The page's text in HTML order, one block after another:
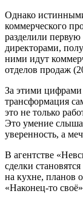
Однако
коммерческого
разделили
директорами,
ними идут
отделов продаж
За этими цифрами
трансформация
это не только
Это умение
уверенность, а
В агентстве
сделки
на кухне, планов
«Наконец-то